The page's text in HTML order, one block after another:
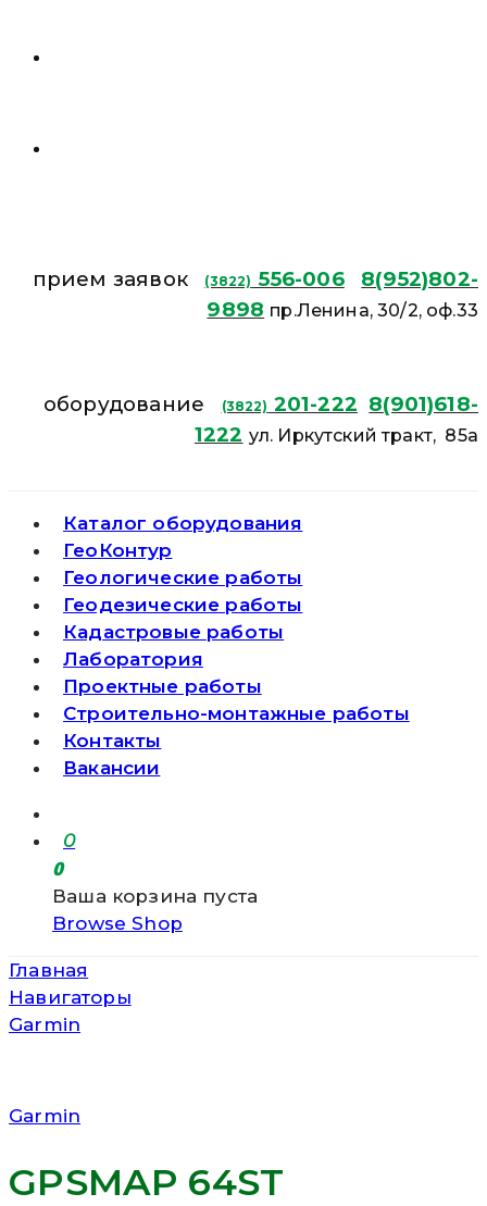
прием заявок (3822) 556-006
8(952)802-
9898 пр.Ленина, 30/2, оф.33
оборудование (3822) 201-222 8(901)618-
1222 ул. Иркутский тракт, 85а
Каталог оборудования
ГеоКонтур
Геологические работы
Геодезические работы
Кадастровые работы
Лаборатория
Проектные работы
Строительно-монтажные работы
Контакты
Вакансии
0
0
Ваша корзина пуста
Browse Shop
Главная
Навигаторы
Garmin
Garmin
GPSMAP 64ST